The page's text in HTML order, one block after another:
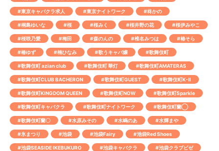
#東京キャバクラ求人 #東京ナイトワーク #柊かの
#桐島ゆいな #桜 #桜みく #桜井野の花 #桜伊みやこ
#桜咲乃愛 #梅田 #森のんの #椎名みつは #椿そら
#椿ゆず #楠ひなみ #歌うキャバ嬢 #歌舞伎町
#歌舞伎町 azian club #歌舞伎町 華灯 #歌舞伎町AMATERAS
#歌舞伎町CLUB BACHERON #歌舞伎町GUEST #歌舞伎町K-Ⅱ
#歌舞伎町KINGDOM QUEEN #歌舞伎町NOW #歌舞伎町Sparkle
#歌舞伎町キャバクラ #歌舞伎町ナイトワーク #歌舞伎町蘭◯
#歌舞伎町蘭〇 #水原みその #水嶋のあ #水輝まや
#氷まつり #池袋 #池袋Fairy #池袋Red Shoes
#池袋SEASIDE IKEBUKURO #池袋キャバクラ #池袋クラブビゼ